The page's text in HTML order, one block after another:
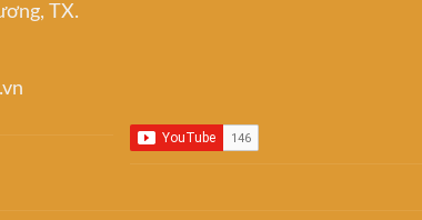
TX.